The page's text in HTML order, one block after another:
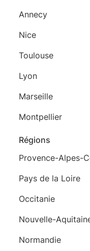
Annecy
Nice
Toulouse
Lyon
Marseille
Montpellier
Régions
Provence-Alpes-
Pays de la Loire
Occitanie
Nouvelle-
Normandie